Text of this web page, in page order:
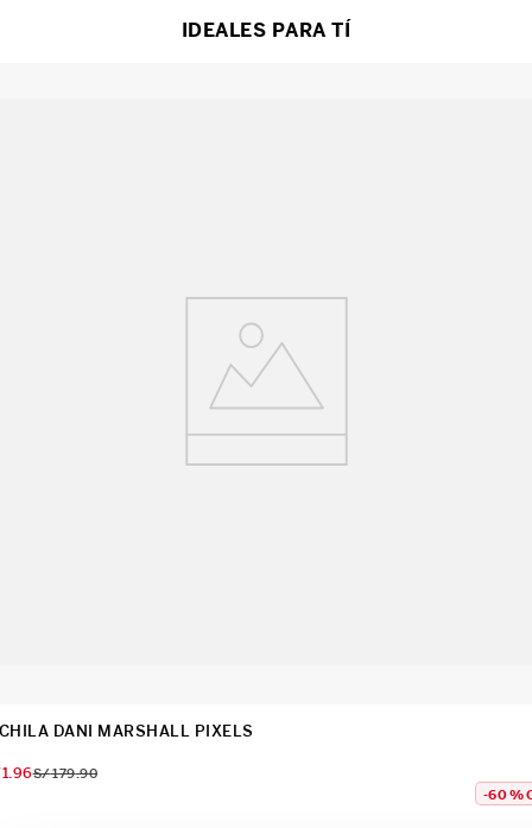
IDEALES PARA TÍ
DANI MARSHALL PIXELS
.96S/179.90
-60 %